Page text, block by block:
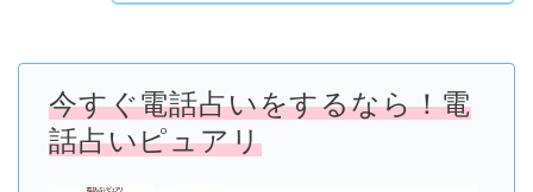
今すぐ電話占いをするなら！電
話占いピュアリ